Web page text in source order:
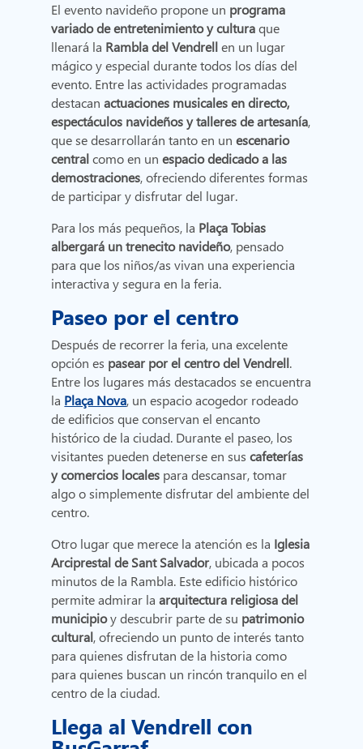
El evento navideño propone un programa
variado de entretenimiento y culturaque
llenará la Rambla del Vendrellen un lugar
mágico y especial durante todos los días del
evento. Entre las actividades programadas
destacanactuaciones musicales en directo,
espectáculos navideños y talleres de artesanía,
que se desarrollarán tanto en unescenario
centralcomo en unespacio dedicado a las
demostraciones, ofreciendo diferentes formas
de participar y disfrutar del lugar.
Para los más pequeños, la Plaça Tobias
albergará un trenecito navideño, pensado
para que los niños/as vivan una experiencia
interactiva y segura en la feria.
Paseo por el centro
Después de recorrer la feria, una excelente
opción es pasear por el centrodel Vendrell.
Entre los lugares más destacados se encuentra
la Plaça Nova, un espacio acogedor rodeado
de edificios que conservan el encanto
histórico de la ciudad. Durante el paseo, los
visitantes pueden detenerse en suscafeterías
y comercios locales para descansar, tomar
algo o simplemente disfrutar del ambiente del
centro.
Otro lugar que merece la atención es la Iglesia
Arciprestal de Sant Salvador, ubicada a pocos
minutos de la Rambla. Este edificio histórico
permite admirar laarquitectura religiosa del
municipioy descubrir parte de su patrimonio
cultural, ofreciendo un punto de interés tanto
para quienes disfrutan de la historia como
para quienes buscan un rincón tranquilo en el
centro de la ciudad.
Llega al Vendrell con